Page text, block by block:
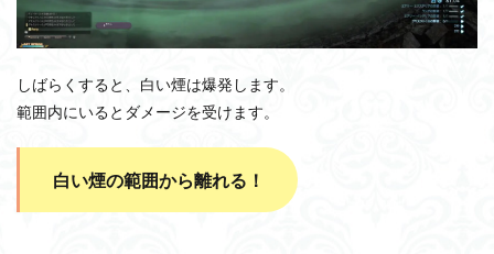
しばらくすると、白い煙は爆発します。
範囲内にいるとダメージを受けます。
白い煙の範囲から離れる！